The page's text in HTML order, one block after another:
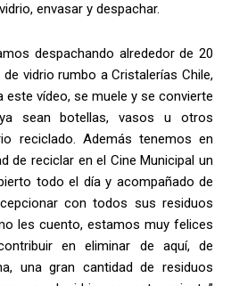
envasar y despachar.
despachando alrededor de 20
vidrio rumbo a Cristalerías Chile,
este vídeo, se muele y se convierte
sean botellas, vasos u otros
reciclado. Además tenemos en
de reciclar en el Cine Municipal un
todo el día y acompañado de
con todos sus residuos
les cuento, estamos muy felices
en eliminar de aquí, de
una gran cantidad de residuos